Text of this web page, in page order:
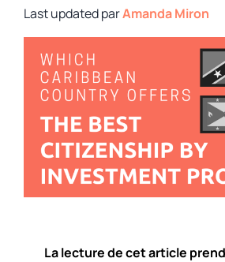
parAmanda Miron
La lecture de cet article